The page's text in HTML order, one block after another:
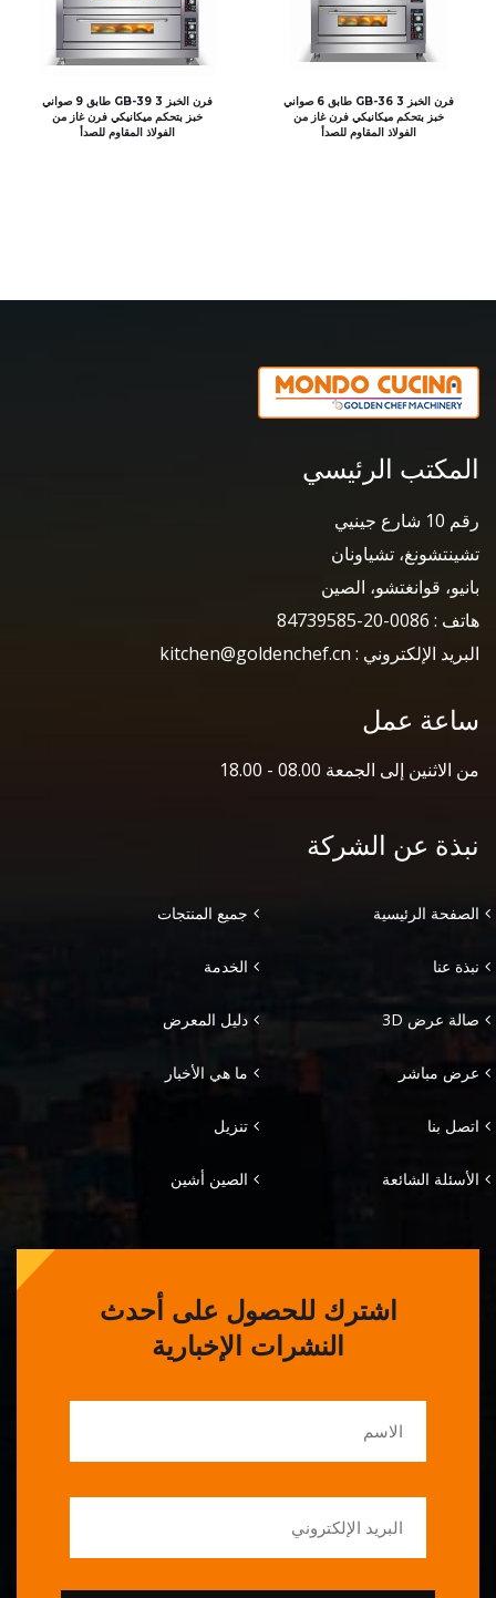
فرن الخبز GB-36 3 طابق 6 صواني
خبز بتحكم ميكانيكي فرن غاز من
الفولاذ المقاوم للصدأ
فرن الخبز GB-39 3 طابق 9 صواني
خبز بتحكم ميكانيكي فرن غاز من
الفولاذ المقاوم للصدأ
المكتب الرئيسي
رقم 10 شارع جينيي
تشينتشونغ، تشياونان
بانيو، قوانغتشو، الصين
هاتف : 0086-20-84739585
البريد الإلكتروني : kitchen@goldenchef.cn
ساعة عمل
من الاثنين إلى الجمعة 08.00 - 18.00
نبذة عن الشركة
الصفحة الرئيسية جميع المنتجات
نبذة عنا الخدمة
صالة عرض 3D دليل المعرض
عرض مباشر ما هي الأخبار
اتصل بنا تنزيل
الأسئلة الشائعة الصين أشين
اشترك للحصول على أحدث
النشرات الإخبارية